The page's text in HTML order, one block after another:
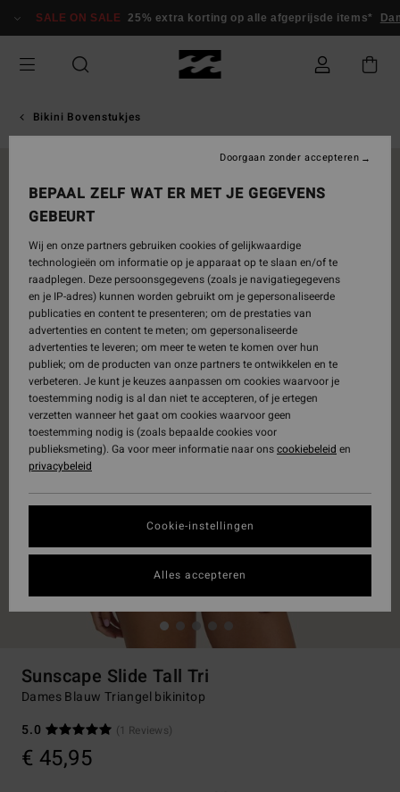
naar
SALE ON SALE 25% extra korting op alle afgeprijsde items*
Bikini Bovenstukjes
Sunscape Slide Tall Tri
Dames Blauw Triangel bikinitop
5.0
(1 Reviews)
€ 45,95
BEPAAL ZELF WAT ER MET JE GEGEVENS
GEBEURT
Wij en onze partners gebruiken cookies of gelijkwaardige
technologieën om informatie op je apparaat op te slaan en/of te
raadplegen. Deze persoonsgegevens (zoals je navigatiegegevens
en je IP-adres) kunnen worden gebruikt om je gepersonaliseerde
publicaties en content te presenteren; om de prestaties van
advertenties en content te meten; om gepersonaliseerde
advertenties te leveren; om meer te weten te komen over hun
publiek; om de producten van onze partners te ontwikkelen en te
verbeteren. Je kunt je keuzes aanpassen om cookies waarvoor je
toestemming nodig is al dan niet te accepteren, of je ertegen
verzetten wanneer het gaat om cookies waarvoor geen
toestemming nodig is (zoals bepaalde cookies voor
publieksmeting). Ga voor meer informatie naar onscookiebeleid en
privacybeleid
Cookie-instellingen
Doorgaan zonder accepteren
Alles accepteren